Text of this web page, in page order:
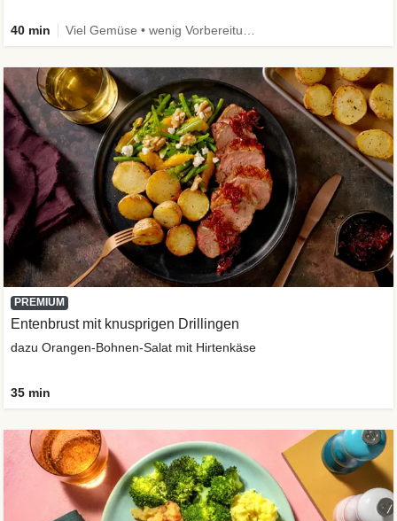
40 min
PREMIUM
Entenbrust mit knusprigen Drillingen
dazu Orangen-Bohnen-Salat mit Hirtenkäse
35 min